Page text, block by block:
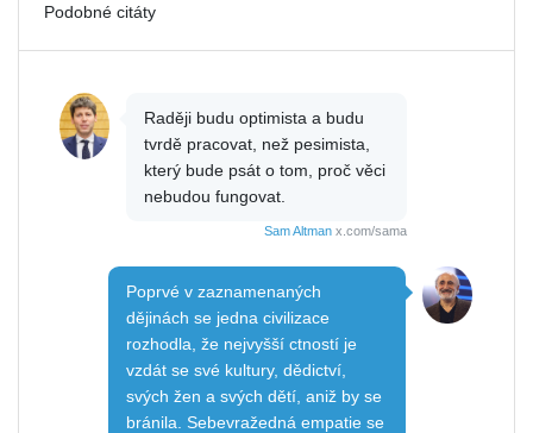
Podobné citáty
Raději budu optimista a budu
tvrdě pracovat, než pesimista,
který bude psát o tom, proč věci
nebudou fungovat.
Sam Altman x.com/sama
Poprvé v zaznamenaných
dějinách se jedna civilizace
rozhodla, že nejvyšší ctností je
vzdát se své kultury, dědictví,
svých žen a svých dětí, aniž by se
bránila. Sebevražedná empatie se